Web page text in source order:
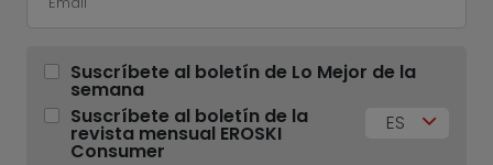
Suscríbete al boletín de Lo Mejor de la
semana
Suscríbete al boletín de la
revista mensual EROSKI
Consumer
ES